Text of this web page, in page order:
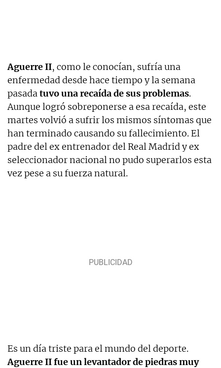
Aguerre II, como le conocían, sufría una
enfermedad desde hace tiempo y la semana
pasadatuvo una recaída de sus problemas.
Aunque logró sobreponerse a esa recaída, este
martes volvió a sufrir los mismos síntomas que
han terminado causando su fallecimiento. El
padre del ex entrenador del Real Madrid y ex
seleccionador nacional no pudo superarlos esta
vez pese a su fuerza natural.
Es un día triste para el mundo del deporte.
Aguerre II fue un levantador de piedras muy